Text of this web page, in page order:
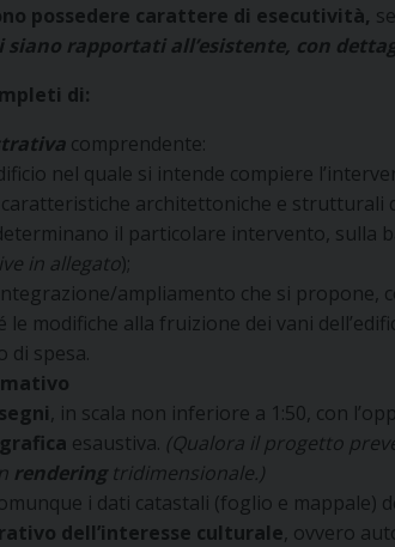
possedere carattere di esecutività,
siano rapportati all’esistente, con
di:
comprendente:
nel quale si intende compiere
architettoniche e strutturali
il particolare intervento, sulla
in allegato);
ampliamento che si
le modifiche alla fruizione dei vani
di spesa.
, in scala non inferiore a 1:50, con
esaustiva. (Qualora il progetto
rendering tridimensionale.)
i dati catastali (foglio e mappale)
dell’interesse culturale, ovvero